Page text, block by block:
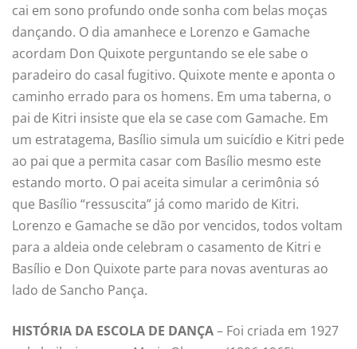
cai em sono profundo onde sonha com belas moças
dançando. O dia amanhece e Lorenzo e Gamache
acordam Don Quixote perguntando se ele sabe o
paradeiro do casal fugitivo. Quixote mente e aponta o
caminho errado para os homens. Em uma taberna, o
pai de Kitri insiste que ela se case com Gamache. Em
um estratagema, Basílio simula um suicídio e Kitri pede
ao pai que a permita casar com Basílio mesmo este
estando morto. O pai aceita simular a cerimônia só
que Basílio “ressuscita” já como marido de Kitri.
Lorenzo e Gamache se dão por vencidos, todos voltam
para a aldeia onde celebram o casamento de Kitri e
Basílio e Don Quixote parte para novas aventuras ao
lado de Sancho Pança.
HISTÓRIA DA ESCOLA DE DANÇA– Foi criada em 1927